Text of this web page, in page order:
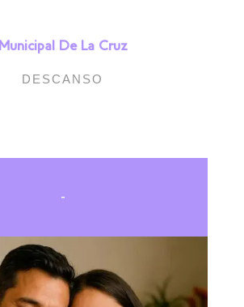
Municipal De La Cruz
DESCANSO
-